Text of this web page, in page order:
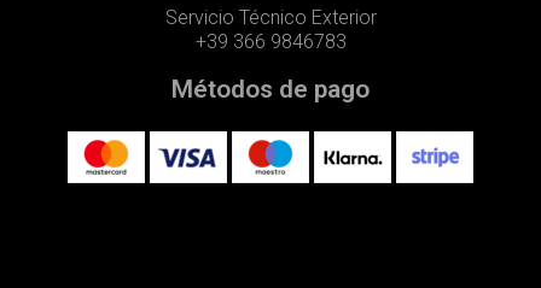
Servicio Técnico Exterior
+39 366 9846783
Métodos de pago